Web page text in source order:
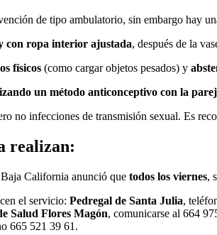
de tipo ambulatorio, sin embargo hay
con ropa interior ajustada, después de la
físicos (como cargar objetos pesados) y
un método anticonceptivo con la
no infecciones de transmisión sexual. Es
realizan:
California anunció que todos los viernes,
el servicio: Pedregal de Santa Julia,
Salud Flores Magón, comunicarse al 664
665 521 39 61.